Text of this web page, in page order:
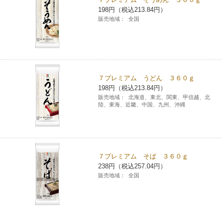
プリペイドカード・金券
ニンテンドー・ダウンロードカード
スキャン
ファクス
チケット
スポーツ振興くじ
行政サービス
切手・はがき・印紙
セブン銀行ATM
ご利用可能なお支払い方法
各種料金のお支払い
レジでApple Accountにチャージ
オンラインフォトサービス
セブンチケット
チケットぴあ
イープラス
CNプレイガイド
セブン‐イレブンでお受取り
タワーレコード
セブンネットショッピング
停電時のサービス停止のお知らせ
貸借対照表・損益計算書
国内店舗数
セブン‐イレブンの海外事業
データで見るセブン‐イレブン
サステナビリティ活動基本方針
GREEN CHALLENGE 2050
4VISIONS
サステナビリティレポート
報告書ライブラリー
加盟店オーナー募集 物件募集・購入
アルバイト情報
店舗検索
ネットショッピング
お問い合わせ
Language
English (Corporate)
English (Services)
中文[繁體字](服務)
简体中文(服务)
한국어(서비스)
ภาษาไทย(บริการ)
198円（税込213.84円）
販売地域： 全国
７プレミアム うどん ３６０ｇ
198円（税込213.84円）
販売地域：
北海道、東北、関東、甲信越、北
陸、東海、近畿、中国、九州、沖縄
７プレミアム そば ３６０ｇ
238円（税込257.04円）
販売地域： 全国